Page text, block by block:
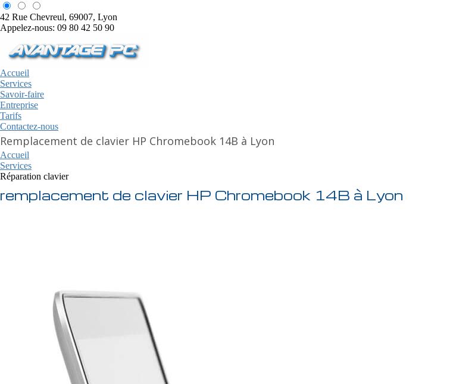
42 Rue Chevreul, 69007, Lyon
Appelez-nous: 09 80 42 50 90
Accueil
Services
Savoir-faire
Entreprise
Tarifs
Contactez-nous
Remplacement de clavier HP Chromebook 14B à Lyon
Accueil
Services
Réparation clavier
remplacement de clavier HP Chromebook 14B à Lyon